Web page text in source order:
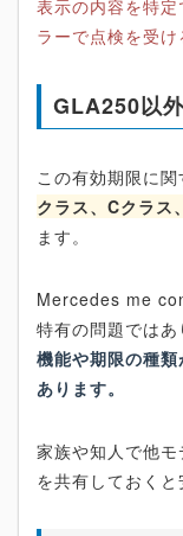
表示の内容を特
ラーで点検を受け
GLA250以
この有効期限に関
クラス、Cクラス
ます。
Mercedes me
特有の問題ではあ
機能や期限の種
あります。
家族や知人で他
を共有しておくと